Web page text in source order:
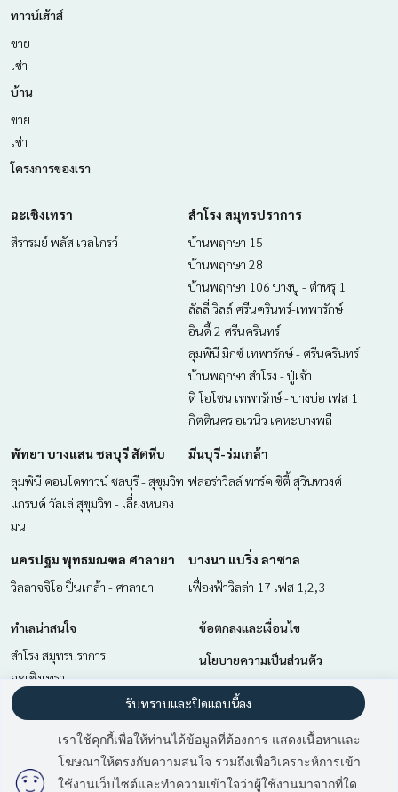
มี2คนกำลังดูประกาศนี้
ทาวน์เฮ้าส์
ขาย
เช่า
บ้าน
ขาย
เช่า
โครงการของเรา
ฉะเชิงเทรา
สิรารมย์ พลัส เวลโกรว์
สำโรง สมุทรปราการ
บ้านพฤกษา 15
บ้านพฤกษา 28
บ้านพฤกษา 106 บางปู - ตำหรุ 1
ลัลลี่ วิลล์ ศรีนครินทร์-เทพารักษ์
อินดี้ 2 ศรีนครินทร์
ลุมพินี มิกซ์ เทพารักษ์ - ศรีนครินทร์
บ้านพฤกษา สำโรง - ปู่เจ้า
ดิ โอโซน เทพารักษ์ - บางบ่อ เฟส 1
กิตตินคร อเวนิว เคหะบางพลี
พัทยา บางแสน ชลบุรี สัตหีบ
ลุมพินี คอนโดทาวน์ ชลบุรี - สุขุมวิท
แกรนด์ วัลเล่ สุขุมวิท - เลี่ยงหนอง
มน
มีนบุรี-ร่มเกล้า
ฟลอร่าวิลล์ พาร์ค ซิตี้ สุวินทวงศ์
นครปฐม พุทธมณฑล ศาลายา
วิลลาจจิโอ ปิ่นเกล้า - ศาลายา
บางนา แบริ่ง ลาซาล
เฟื่องฟ้าวิลล่า 17 เฟส 1,2,3
ทำเลน่าสนใจ
สำโรง สมุทรปราการ
ฉะเชิงเทรา
นครปฐม พุทธมณฑล ศาลายา
บางนา แบริ่ง ลาซาล
มีนบุรี-ร่มเกล้า
พัทยา บางแสน ชลบุรี สัตหีบ
ข้อตกลงและเงื่อนไข
นโยบายความเป็นส่วนตัว
เกี่ยวกับเรา
วิธีการฝากขาย-เช่า
ติดต่อ
เราใช้คุกกี้เพื่อให้ท่านได้ข้อมูลที่ต้องการ แสดงเนื้อหาและ
โฆษณาให้ตรงกับความสนใจ รวมถึงเพื่อวิเคราะห์การเข้า
ใช้งานเว็บไซต์และทำความเข้าใจว่าผู้ใช้งานมาจากที่ใด
รับทราบและปิดแถบนี้ลง